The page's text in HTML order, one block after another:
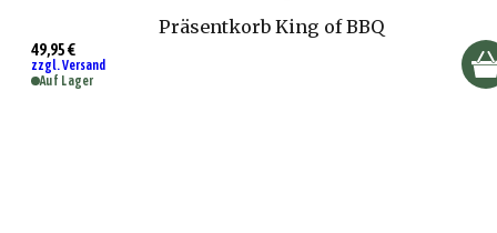
Präsentkorb King of BBQ
49,95 €
zzgl. Versand
Auf Lager